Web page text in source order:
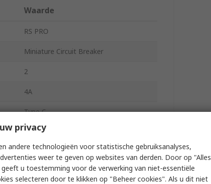
Waarde
RS PRO
Miniature Circuit Breaker
2
4A
Type C
240V ac
240V dc
10kA
privacy
andere technologieën voor statistische gebruiksanalyses,
weer te geven op websites van derden. Door op "Alles
u toestemming voor de verwerking van niet-essentiële
selecteren door te klikken op "Beheer cookies". Als u dit niet